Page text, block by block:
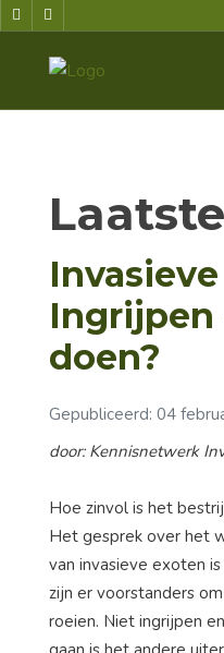
doen?
Gepubliceerd: 04
door: Kennisnetwerk
Hoe zinvol is het
Het gesprek over het
van invasieve exoten
zijn er voorstanders
roeien. Niet ingrijpen